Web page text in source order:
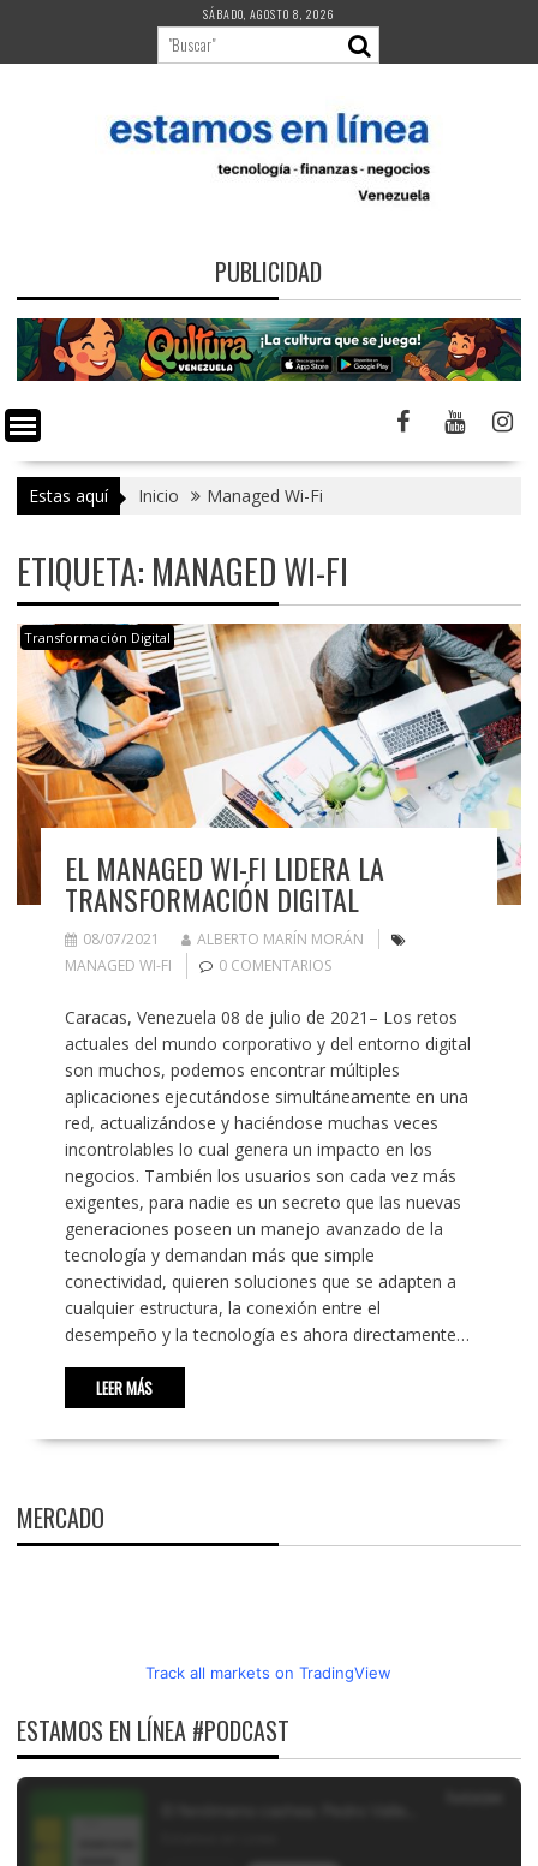
contenido
SÁBADO, AGOSTO 8, 2026
PUBLICIDAD
Estas aquí Inicio Managed Wi-Fi
ETIQUETA: MANAGED WI-FI
Transformación Digital
EL MANAGED WI-FI LIDERA LA
TRANSFORMACIÓN DIGITAL
08/07/2021
ALBERTO MARÍN MORÁN
MANAGED WI-FI
0 COMENTARIOS
Caracas, Venezuela 08 de julio de 2021– Los retos
actuales del mundo corporativo y del entorno digital
son muchos, podemos encontrar múltiples
aplicaciones ejecutándose simultáneamente en una
red, actualizándose y haciéndose muchas veces
incontrolables lo cual genera un impacto en los
negocios. También los usuarios son cada vez más
exigentes, para nadie es un secreto que las nuevas
generaciones poseen un manejo avanzado de la
tecnología y demandan más que simple
conectividad, quieren soluciones que se adapten a
cualquier estructura, la conexión entre el
desempeño y la tecnología es ahora directamente…
LEER MÁS
MERCADO
Track all markets on TradingView
ESTAMOS EN LÍNEA #PODCAST